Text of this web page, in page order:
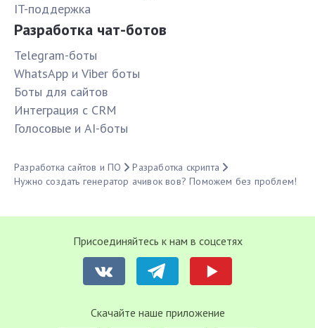
IT-поддержка
Разработка чат-ботов
Telegram-боты
WhatsApp и Viber боты
Боты для сайтов
Интеграция с CRM
Голосовые и AI-боты
Разработка сайтов и ПО
Разработка скрипта
Нужно создать генератор ачивок вов? Поможем без проблем!
Присоединяйтесь к нам в соцсетях
Cкачайте наше приложение